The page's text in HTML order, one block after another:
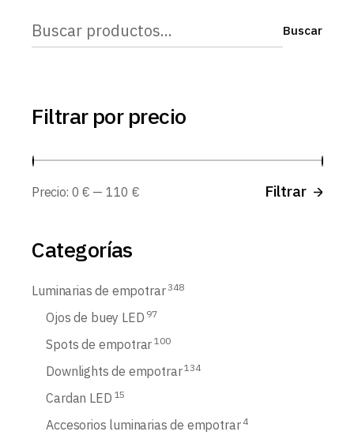
Buscar Buscar
Filtrar por precio
Filtrar
Precio: 0 € — 110 €
Categorías
Luminarias de empotrar 348
Ojos de buey LED 97
Spots de empotrar 100
Downlights de empotrar 134
Cardan LED 15
Accesorios luminarias de empotrar 4